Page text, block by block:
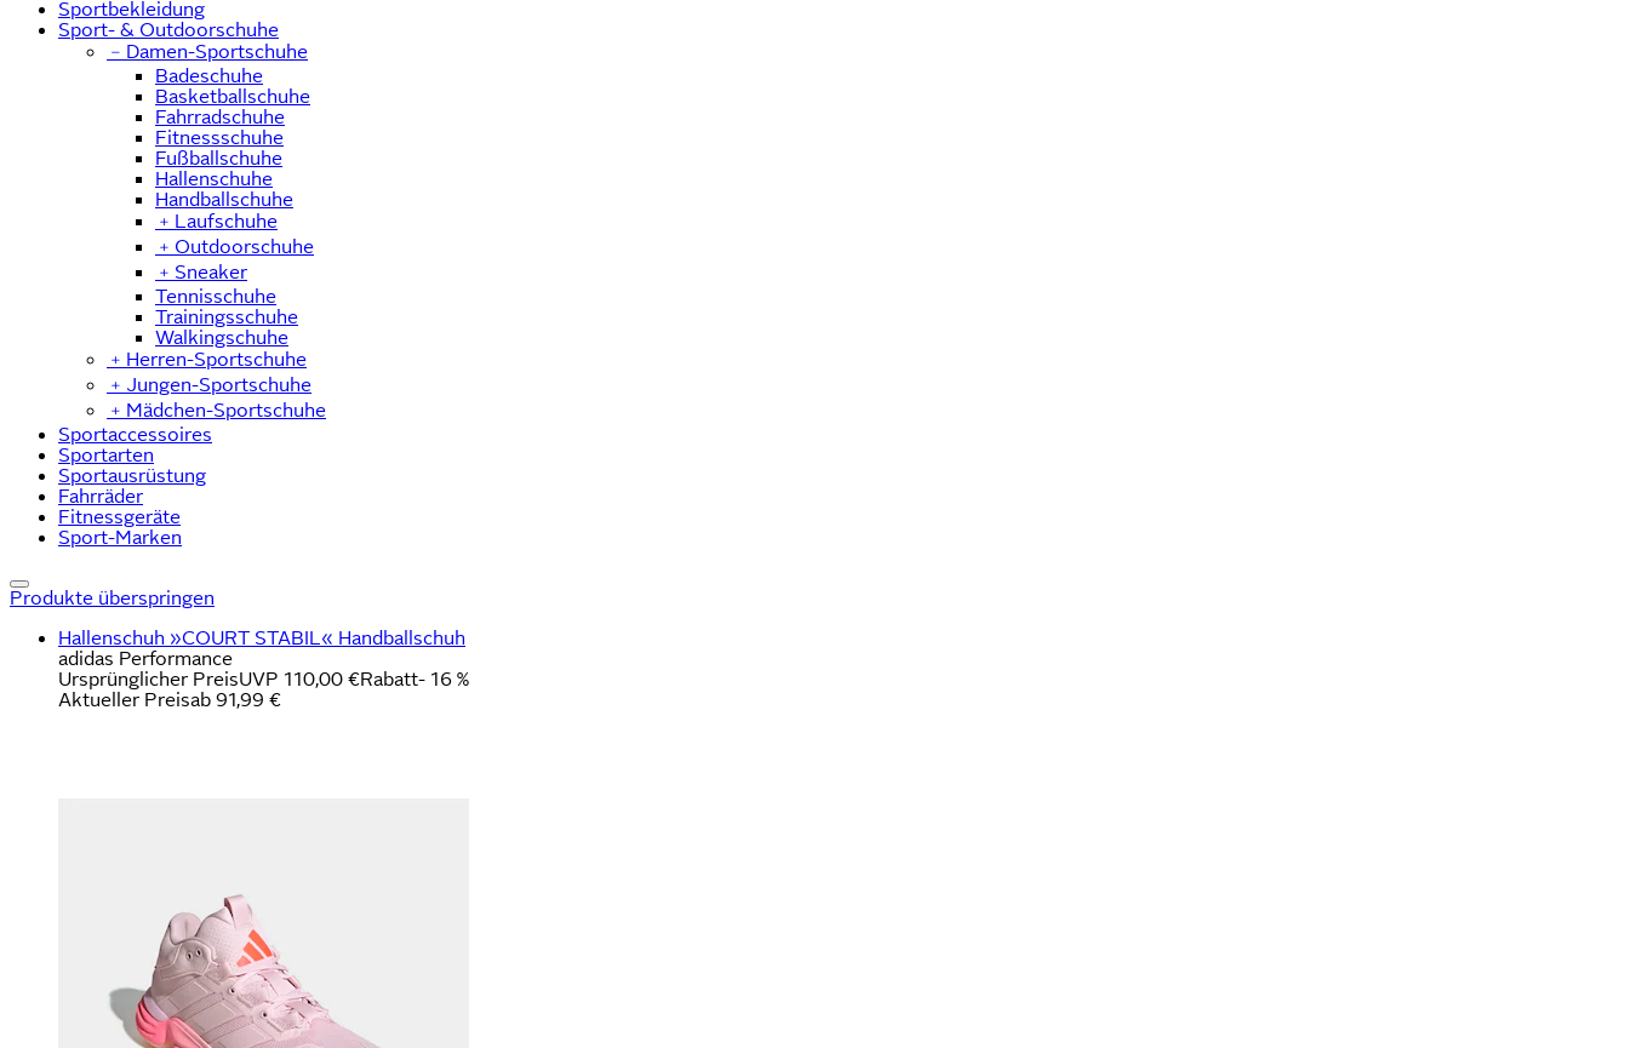
Sportbekleidung
Sport- & Outdoorschuhe
﹣ Damen-Sportschuhe
Badeschuhe
Basketballschuhe
Fahrradschuhe
Fitnessschuhe
Fußballschuhe
Hallenschuhe
Handballschuhe
﹢ Laufschuhe
﹢ Outdoorschuhe
﹢ Sneaker
Tennisschuhe
Trainingsschuhe
Walkingschuhe
﹢ Herren-Sportschuhe
﹢ Jungen-Sportschuhe
﹢ Mädchen-Sportschuhe
Sportaccessoires
Sportarten
Sportausrüstung
Fahrräder
Fitnessgeräte
Sport-Marken
Produkte überspringen
Hallenschuh »COURT STABIL« Handballschuh
adidas Performance
Ursprünglicher PreisUVP 110,00 €Rabatt- 16 %
Aktueller Preisab 91,99 €